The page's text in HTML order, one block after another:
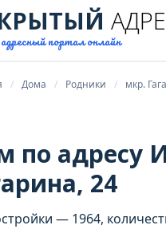
портал онлайн
Дома Родники мкр.
по адресу
24
— 1964,